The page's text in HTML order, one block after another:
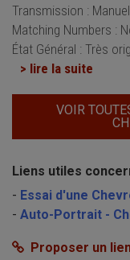
Transmission :
Matching Numbers :
État Général : Très
> lire la suite
VOIR
Liens utiles
- Essai d'une
- Auto-Portrait -
Proposer un